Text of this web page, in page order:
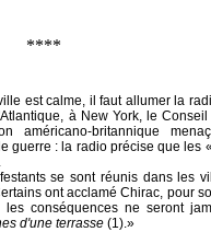
****
est calme, il faut allumer la
à New York, le
américano-britannique
guerre : la radio précise que les «
se sont réunis dans les
ont acclamé Chirac, pour
conséquences ne seront
d'une terrasse (1).»